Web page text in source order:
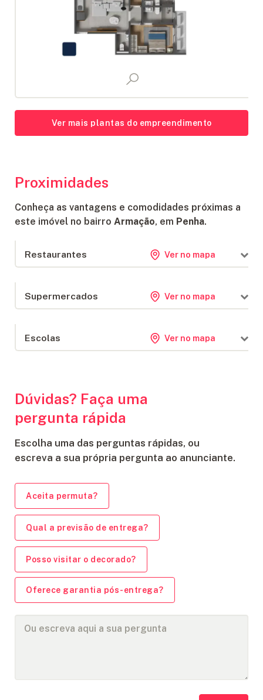
Ver mais plantas do empreendimento
Proximidades
Conheça as vantagens e comodidades próximas a
este imóvel no bairro Armação, em Penha.
Restaurantes Ver no mapa
Cantinho da tapioca
100 m
Supermercados Ver no mapa
JLK Representações industriais
761 m
Escolas Ver no mapa
Casa de Temporada - Penha/SC - Pertinho do Mar
Dúvidas? Faça uma
pergunta rápida
Escolha uma das perguntas rápidas, ou
escreva a sua própria pergunta ao anunciante.
Aceita permuta?
Qual a previsão de entrega?
Posso visitar o decorado?
Oferece garantia pós-entrega?